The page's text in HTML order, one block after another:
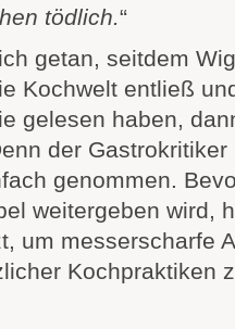
tödlich.“
getan, seitdem
Kochwelt entließ
gelesen haben,
der
genommen.
weitergeben wird,
um messerscharfe
Kochpraktiken